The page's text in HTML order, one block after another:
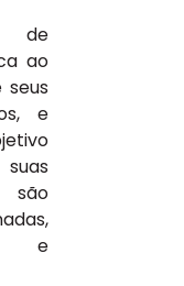
de
ao
seus
e
e